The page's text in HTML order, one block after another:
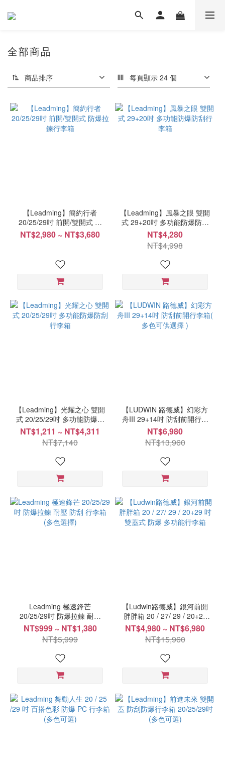
全部商品
商品排序 每頁顯示 24 個
【Leadming】簡約行者
20/25/29吋 前開/雙開式 防
爆拉鍊行李箱
NT$2,980 ~ NT$3,680
【Leadming】風暴之眼 雙開
式 29+20吋 多功能防爆防刮
行李箱
NT$4,280
NT$4,998
【Leadming】光耀之心 雙開
式 20/25/29吋 多功能防爆防
刮行李箱
NT$1,211 ~ NT$4,311
NT$7,140
【LUDWIN 路德威】幻彩方
舟III 29+14吋 防刮前開行李
箱( 多色可供選擇 )
NT$6,980
NT$13,960
Leadming 極速鋒芒
20/25/29吋 防爆拉鍊 耐壓
防刮 行李箱 (多色選擇)
NT$999 ~ NT$1,380
NT$5,999
【Ludwin路德威】銀河前開
胖胖箱 20 / 27/ 29 / 20+29
吋 雙蓋式 防爆 多功能行李
箱
NT$4,980 ~ NT$6,980
NT$15,960